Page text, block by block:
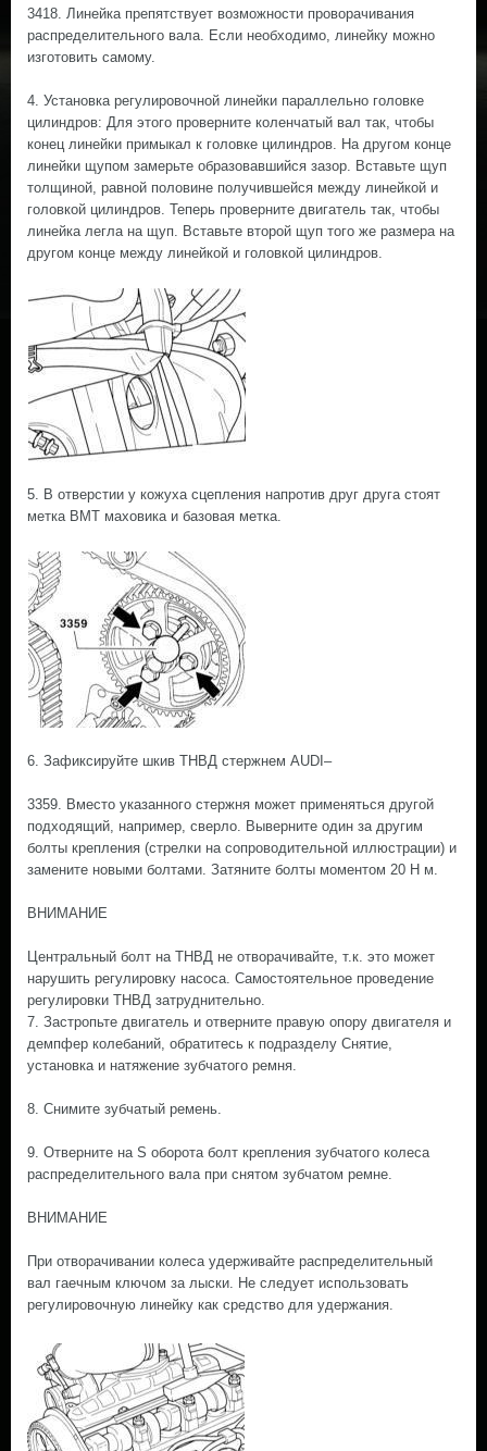
3418. Линейка препятствует возможности проворачивания
распределительного вала. Если необходимо, линейку можно
изготовить самому.
4. Установка регулировочной линейки параллельно головке
цилиндров: Для этого проверните коленчатый вал так, чтобы
конец линейки примыкал к головке цилиндров. На другом конце
линейки щупом замерьте образовавшийся зазор. Вставьте щуп
толщиной, равной половине получившейся между линейкой и
головкой цилиндров. Теперь проверните двигатель так, чтобы
линейка легла на щуп. Вставьте второй щуп того же размера на
другом конце между линейкой и головкой цилиндров.
5. В отверстии у кожуха сцепления напротив друг друга стоят
метка ВМТ маховика и базовая метка.
6. Зафиксируйте шкив ТНВД стержнем AUDI–
3359. Вместо указанного стержня может применяться другой
подходящий, например, сверло. Выверните один за другим
болты крепления (стрелки на сопроводительной иллюстрации) и
замените новыми болтами. Затяните болты моментом 20 Н м.
ВНИМАНИЕ
Центральный болт на ТНВД не отворачивайте, т.к. это может
нарушить регулировку насоса. Самостоятельное проведение
регулировки ТНВД затруднительно.
7. Застропьте двигатель и отверните правую опору двигателя и
демпфер колебаний, обратитесь к подразделу Снятие,
установка и натяжение зубчатого ремня.
8. Снимите зубчатый ремень.
9. Отверните на Ѕ оборота болт крепления зубчатого колеса
распределительного вала при снятом зубчатом ремне.
ВНИМАНИЕ
При отворачивании колеса удерживайте распределительный
вал гаечным ключом за лыски. Не следует использовать
регулировочную линейку как средство для удержания.